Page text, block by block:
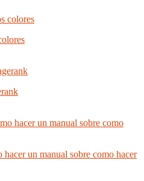
hacer un manual sobre como hacer